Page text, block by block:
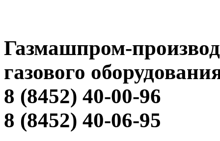
Газмашпром-
газового
8 (8452) 40-00-96
8 (8452) 40-06-95